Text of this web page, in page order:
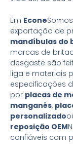
Em Econe
exportação de
mandíbulas do
marcas de
desgaste são
liga e materiais
especificações
por placas de
manganês,
personalizado
reposição OEM
confiáveis com